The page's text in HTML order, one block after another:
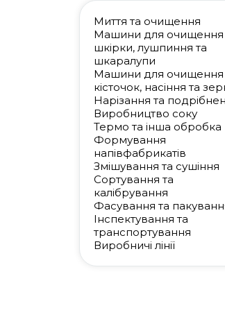
Миття та очищення
Машини для очищення
шкірки, лушпиння та
шкаралупи
Машини для очищення
кісточок, насіння та
Нарізання та
Виробництво соку
Термо та інша обробка
Формування
напівфабрикатів
Змішування та сушіння
Сортування та
калібрування
Фасування та
Інспектування та
транспортування
Виробничі лінії